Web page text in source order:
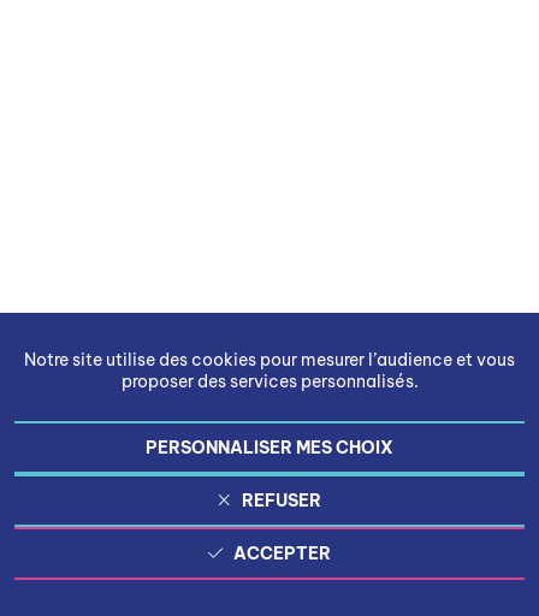
Notre site utilise des cookies pour mesurer l’audience et vous
proposer des services personnalisés.
PERSONNALISER MES CHOIX
REFUSER
ACCEPTER